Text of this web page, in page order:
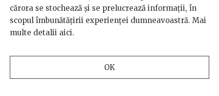
pare că poate să conteze. Știu ce înseamnă să reclami
public anumite nereguli și știu ce tăvălug emoțional și
psihic poate naște o astfel de situație, mai ales dacă
primul rând pe cea care a declanșat dezbaterea. Sigur
că și încurajările private sunt importante, dar
cărora se stochează și se prelucrează informații, în
scopul îmbunătățirii experienței dumneavoastră. Mai
multe detalii aici.
OK